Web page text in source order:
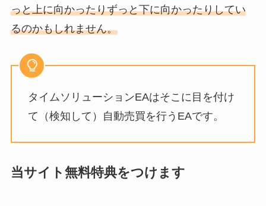
っと上に向かったりずっと下に向かったりしてい
るのかもしれません。
タイムソリューションEAはそこに目を付け
て（検知して）自動売買を行うEAです。
当サイト無料特典をつけます